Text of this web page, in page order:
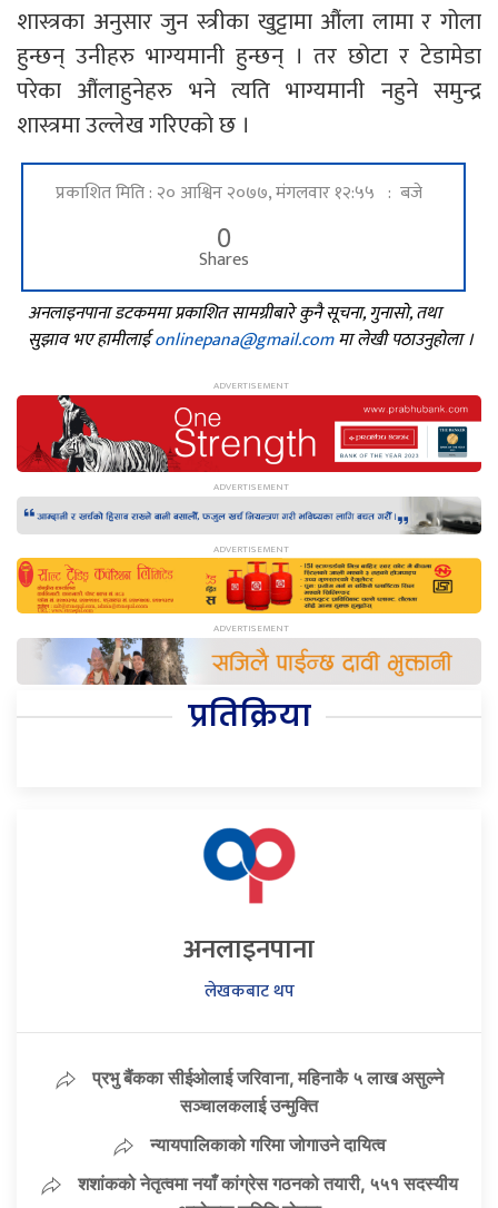
शास्त्रका अनुसार जुन स्त्रीका खुट्टामा औंला लामा र गोला
हुन्छन् उनीहरु भाग्यमानी हुन्छन् । तर छोटा र टेडामेडा
परेका औंलाहुनेहरु भने त्यति भाग्यमानी नहुने समुन्द्र
शास्त्रमा उल्लेख गरिएको छ ।
प्रकाशित मिति : २० आश्विन २०७७, मंगलवार १२:५५ : बजे
0
Shares
अनलाइनपाना डटकममा प्रकाशित सामग्रीबारे कुनै सूचना, गुनासो, तथा
सुझाव भए हामीलाईonlinepana@gmail.comमा लेखी पठाउनुहोला ।
प्रतिक्रिया
अनलाइनपाना
लेखकबाट थप
प्रभु बैंकका सीईओलाई जरिवाना, महिनाकै ५ लाख असुल्ने
सञ्चालकलाई उन्मुक्ति
न्यायपालिकाको गरिमा जोगाउने दायित्व
शशांकको नेतृत्वमा नयाँ कांग्रेस गठनको तयारी, ५५१ सदस्यीय